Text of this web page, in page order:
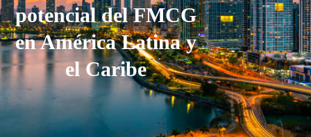
potencial del FMCG
en América Latina y
el Caribe